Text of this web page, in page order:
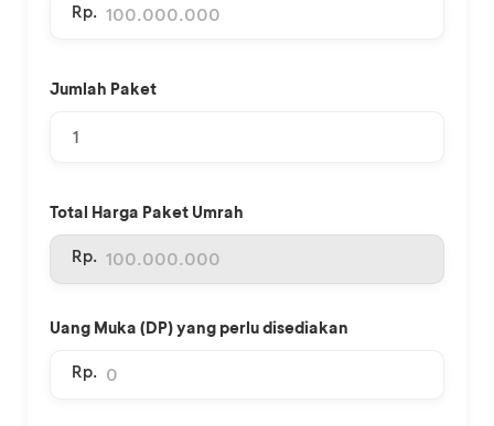
Rp.
Jumlah Paket
Total Harga Paket Umrah
Rp.
Uang Muka (DP) yang perlu disediakan
Rp.